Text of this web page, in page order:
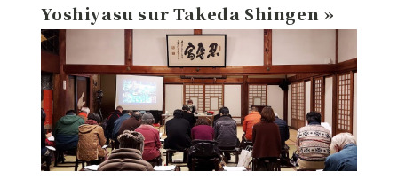
Yoshiyasu sur Takeda Shingen »